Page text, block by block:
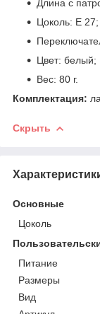
Длина с
Цоколь: Е 27;
Цвет: белый;
Вес: 80 г.
Комплектация:
Скрыть
Основные
Цоколь
Питание
Размеры
Вид